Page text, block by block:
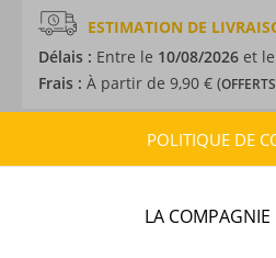
ESTIMATION DE
Délais : Entre le 10/08/2026 et le
Frais : À partir de 9,90 € (
CARACTÉRISTIQUES DU
Barbade
POLITIQUE DE
LA COMPAGNIE